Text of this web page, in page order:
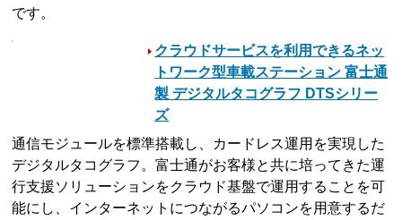
です。
クラウドサービスを利用できるネッ
トワーク型車載ステーション 富士通
製 デジタルタコグラフ DTSシリー
ズ
通信モジュールを標準搭載し、カードレス運用を実現した
デジタルタコグラフ。富士通がお客様と共に培ってきた運
行支援ソリューションをクラウド基盤で運用することを可
能にし、インターネットにつながるパソコンを用意するだ